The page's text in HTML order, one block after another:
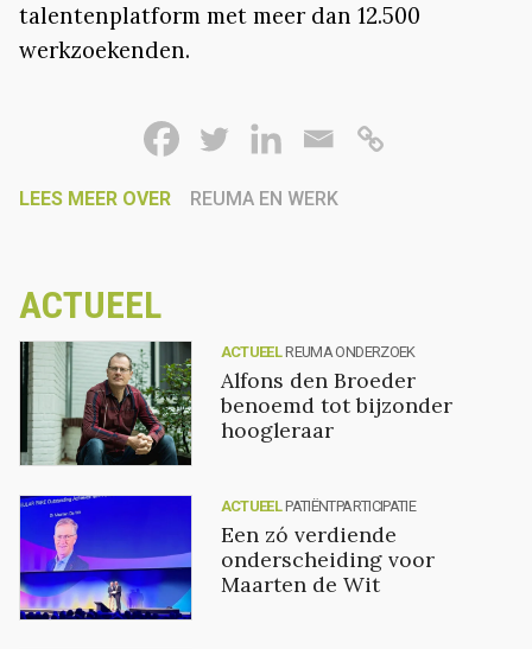
talentenplatform met meer dan 12.500
werkzoekenden.
LEES MEER OVER REUMA EN WERK
ACTUEEL
ACTUEEL REUMA ONDERZOEK
Alfons den Broeder
benoemd tot bijzonder
hoogleraar
ACTUEEL PATIËNTPARTICIPATIE
Een zó verdiende
onderscheiding voor
Maarten de Wit